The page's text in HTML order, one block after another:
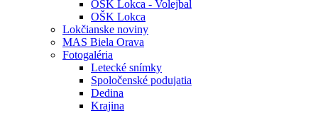
OŠK Lokca - Volejbal
OŠK Lokca
Lokčianske noviny
MAS Biela Orava
Fotogaléria
Letecké snímky
Spoločenské podujatia
Dedina
Krajina